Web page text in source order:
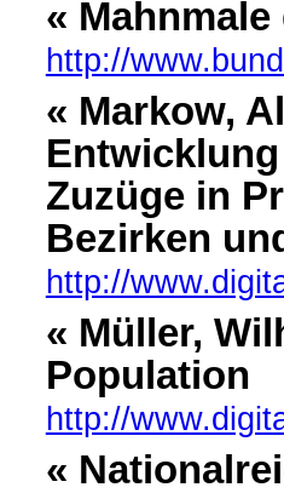
«
http://
« Markow,
Zuzüge in
Bezirken
http://
« Müller,
Population
http://
«